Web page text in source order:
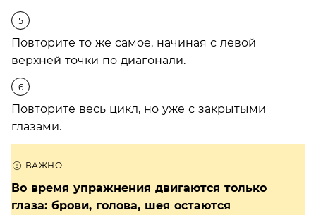
Повторите то же самое, начиная с левой
верхней точки по диагонали.
Повторите весь цикл, но уже с закрытыми
глазами.
Во время упражнения двигаются только
глаза: брови, голова, шея остаются